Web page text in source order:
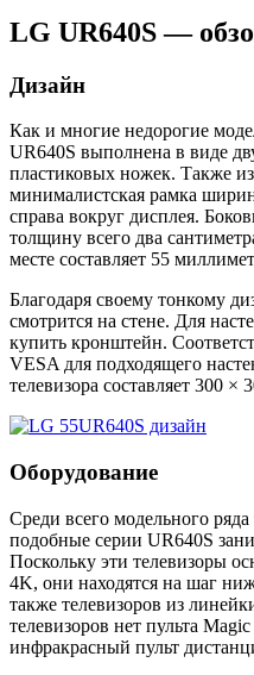
LG UR640S —
Дизайн
Как и многие недорогие
UR640S выполнена в виде
пластиковых ножек. Также из
минималистская рамка
справа вокруг дисплея.
толщину всего два
месте составляет 55
Благодаря своему тонкому
смотрится на стене. Для
купить кронштейн.
VESA для подходящего
телевизора составляет 300 ×
Оборудование
Среди всего модельного
подобные серии UR640S
Поскольку эти телевизоры
4K, они находятся на шаг
также телевизоров из
телевизоров нет пульта
инфракрасный пульт